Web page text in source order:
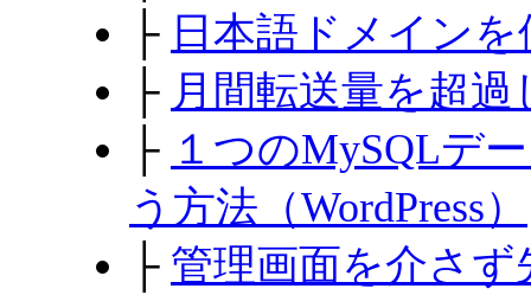
├ 日本語ドメイン
├ 月間転送量を超
├ １つのMySQLデ
う方法（WordPress）
├ 管理画面を介さ